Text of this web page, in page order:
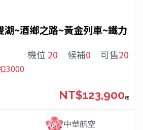
湖~酒鄉之路~黃金列車~鐵力
機位 20 候補0 可售20
3000
中華航空
NT$123,900起